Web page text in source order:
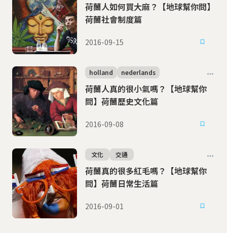
荷蘭人如何買大麻？【地球幫你問】
荷蘭社會制度篇
2016-09-15
荷蘭人真的很小氣嗎？【地球幫你
問】荷蘭歷史文化篇
holland nederlands
2016-09-08
荷蘭真的很多紅毛嗎？【地球幫你
問】荷蘭日常生活篇
文化 交通
2016-09-01